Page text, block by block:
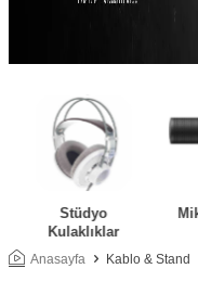
Stüdyo
Kulaklıklar
Anasayfa Kablo & Stand